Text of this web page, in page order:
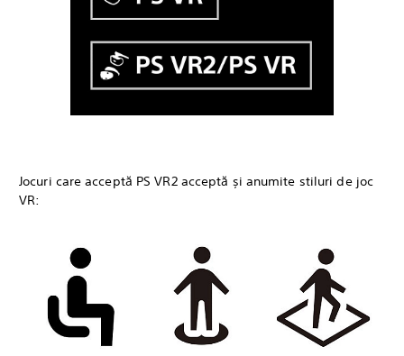
Jocuri care acceptă PS VR2 acceptă și anumite stiluri de joc
VR: